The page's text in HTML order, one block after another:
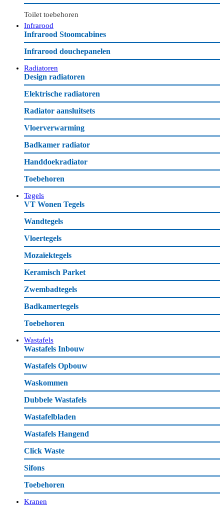
Toilet toebehoren
Infrarood
Infrarood Stoomcabines
Infrarood douchepanelen
Radiatoren
Design radiatoren
Elektrische radiatoren
Radiator aansluitsets
Vloerverwarming
Badkamer radiator
Handdoekradiator
Toebehoren
Tegels
VT Wonen Tegels
Wandtegels
Vloertegels
Mozaïektegels
Keramisch Parket
Zwembadtegels
Badkamertegels
Toebehoren
Wastafels
Wastafels Inbouw
Wastafels Opbouw
Waskommen
Dubbele Wastafels
Wastafelbladen
Wastafels Hangend
Click Waste
Sifons
Toebehoren
Kranen